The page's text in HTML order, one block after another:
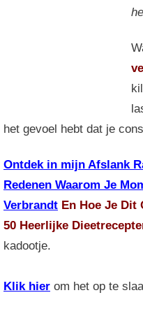
het gevoel hebt dat je
Ontdek in mijn Afslank
Redenen Waarom Je
Verbrandt En Hoe Je Dit
50 Heerlijke
kadootje.
Klik hier om het op te